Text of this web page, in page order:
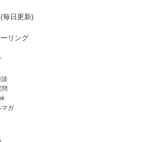
毎日更新)
リング
マガ